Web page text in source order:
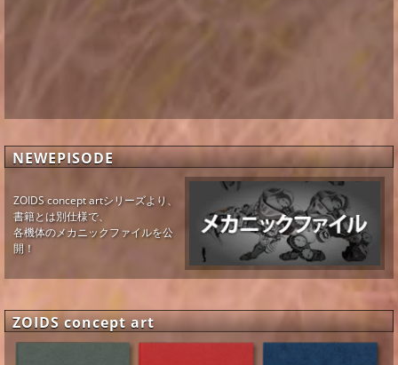
NEWEPISODE
ZOIDS concept artシリーズより、
書籍とは別仕様で、
各機体のメカニックファイルを公
開！
ZOIDS concept art